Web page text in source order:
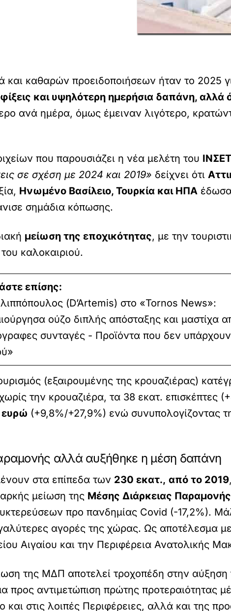
καθαρών προειδοποιήσεων ήταν το 2025
και υψηλότερη ημερήσια δαπάνη, αλλά
ανά ημέρα, όμως έμειναν λιγότερο,
που παρουσιάζει η νέα μελέτη του
σε σχέση με 2024 και 2019» δείχνει ότι
Ηνωμένο Βασίλειο, Τουρκία και ΗΠΑ
σημάδια κόπωσης.
μείωση της εποχικότητας, με την
καλοκαιριού.
επίσης:
(D’Artemis) στο «Tornos News»:
ούζο διπλής απόσταξης και μαστίχα
συνταγές - Προϊόντα που δεν υπάρχουν
(εξαιρουμένης της κρουαζιέρας)
την κρουαζιέρα, τα 38 εκατ.
ευρώ (+9,8%/+27,9%) ενώ συνυπολογίζοντας
αλλά αυξήθηκε η μέση δαπάνη
στα επίπεδα των 230 εκατ., από το 2019
μείωση της Μέσης Διάρκειας Παραμονής
προ πανδημίας Covid (-17,2%).
αγορές της χώρας. Ως αποτέλεσμα
Αιγαίου και την Περιφέρεια Ανατολικής
της ΜΔΠ αποτελεί τροχοπέδη στην
προς αντιμετώπιση πρώτης προτεραιότητας
και στις λοιπές Περιφέρειες, αλλά και της